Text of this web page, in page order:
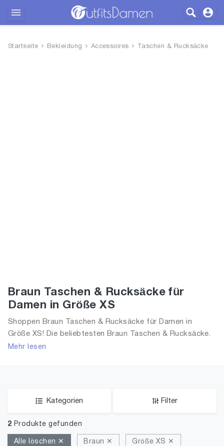
Startseite Bekleidung Accessoires Taschen & Rucksäcke
Braun Taschen & Rucksäcke für
Damen in Größe XS
Shoppen Braun Taschen & Rucksäcke für Damen in
Größe XS! Die beliebtesten Braun Taschen & Rucksäcke.
Größe Auswahl an Braun Taschen & Rucksäcke in Größe
Mehr lesen
Kategorien Filter
2 Produkte gefunden
Alle löschen ✕ Braun ✕ Größe XS ✕